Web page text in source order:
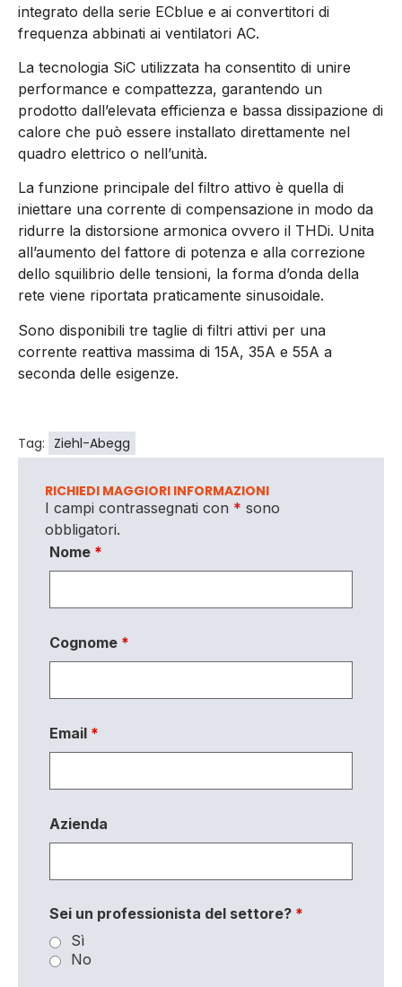
integrato della serie ECblue e ai convertitori di
frequenza abbinati ai ventilatori AC.
La tecnologia SiC utilizzata ha consentito di unire
performance e compattezza, garantendo un
prodotto dall’elevata efficienza e bassa dissipazione di
calore che può essere installato direttamente nel
quadro elettrico o nell’unità.
La funzione principale del filtro attivo è quella di
iniettare una corrente di compensazione in modo da
ridurre la distorsione armonica ovvero il THDi. Unita
all’aumento del fattore di potenza e alla correzione
dello squilibrio delle tensioni, la forma d’onda della
rete viene riportata praticamente sinusoidale.
Sono disponibili tre taglie di filtri attivi per una
corrente reattiva massima di 15A, 35A e 55A a
seconda delle esigenze.
Tag: Ziehl-Abegg
RICHIEDI MAGGIORI INFORMAZIONI
I campi contrassegnati con * sono
obbligatori.
Nome *
Cognome *
Email *
Azienda
Sei un professionista del settore? *
Sì
No